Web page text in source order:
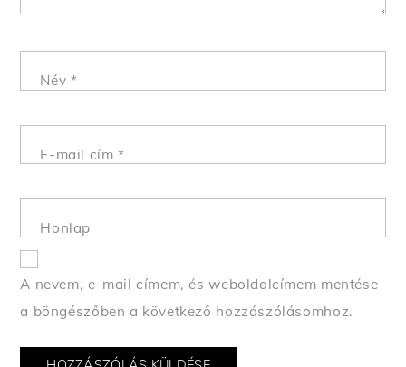
Név *
E-mail cím*
Honlap
A nevem, e-mail címem, és weboldalcímem mentése
a böngészőben a következő hozzászólásomhoz.